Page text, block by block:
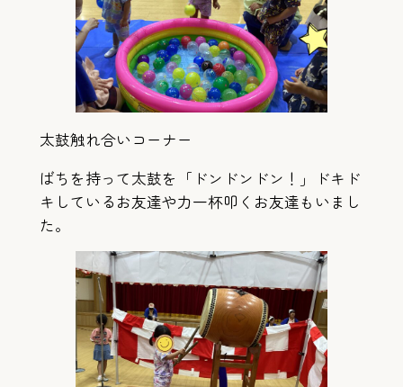
太鼓触れ合いコーナー
ばちを持って太鼓を「ドンドンドン！」ドキド
キしているお友達や力一杯叩くお友達もいまし
た。